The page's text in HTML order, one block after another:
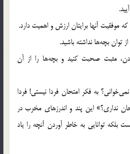
مثبت صحبت کنيد و بچه‌ها را از آن
به فکر امتحان فردا نيستي! فردا
نداري؟» اين پند و اندرزهاي مخرب در
بلکه توانايي به خاطر آوردن آنچه را ياد